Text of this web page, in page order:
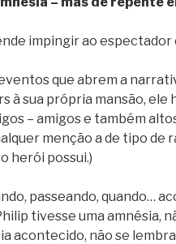
impingir ao espectador
que abrem a
à sua própria mansão, ele
– amigos e também
menção a de tipo de
herói possui.)
passeando, quando…
tivesse uma amnésia,
acontecido, não se